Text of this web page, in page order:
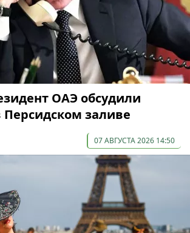
ОАЭ обсудили
заливе
07 АВГУСТА 2026 14:50